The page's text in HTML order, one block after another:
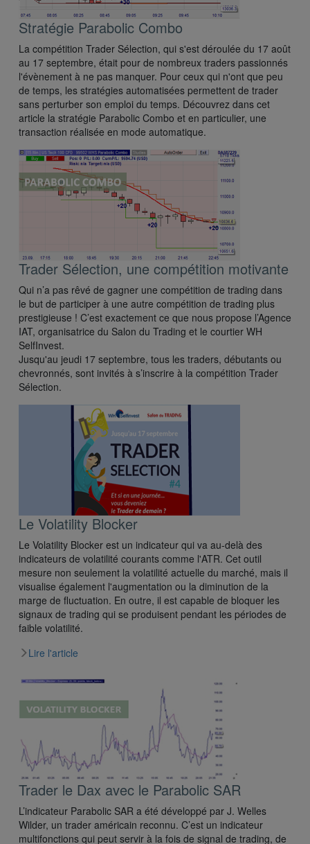
Stratégie Parabolic Combo
La compétition Trader Sélection, qui s'est déroulée du 17 août
au 17 septembre, était pour de nombreux traders passionnés
l'évènement à ne pas manquer. Pour ceux qui n'ont que peu
de temps, les stratégies automatisées permettent de trader
sans perturber son emploi du temps. Découvrez dans cet
article la stratégie Parabolic Combo et en particulier, une
transaction réalisée en mode automatique.
Trader Sélection, une compétition motivante
Qui n’a pas rêvé de gagner une compétition de trading dans
le but de participer à une autre compétition de trading plus
prestigieuse ! C’est exactement ce que nous propose l’Agence
IAT, organisatrice du Salon du Trading et le courtier WH
SelfInvest.
Jusqu'au jeudi 17 septembre, tous les traders, débutants ou
chevronnés, sont invités à s’inscrire à la compétition Trader
Sélection.
Le Volatility Blocker
Le Volatility Blocker est un indicateur qui va au-delà des
indicateurs de volatilité courants comme l'ATR. Cet outil
mesure non seulement la volatilité actuelle du marché, mais il
visualise également l'augmentation ou la diminution de la
marge de fluctuation. En outre, il est capable de bloquer les
signaux de trading qui se produisent pendant les périodes de
faible volatilité.
Lire l'article
Trader le Dax avec le Parabolic SAR
L’indicateur Parabolic SAR a été développé par J. Welles
Wilder, un trader américain reconnu. C’est un indicateur
multifonctions qui peut servir à la fois de signal de trading, de